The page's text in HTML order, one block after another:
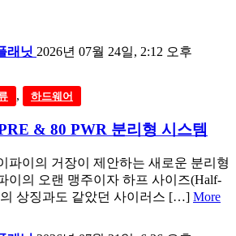
래닛 2026년 07월 24일, 2:12 오후
, 하드웨어
& 80 PWR 분리형 시스템
파이의 거장이 제안하는 새로운 분리형
이의 오랜 맹주이자 하프 사이즈(Half-
상징과도 같았던 사이러스 […] More